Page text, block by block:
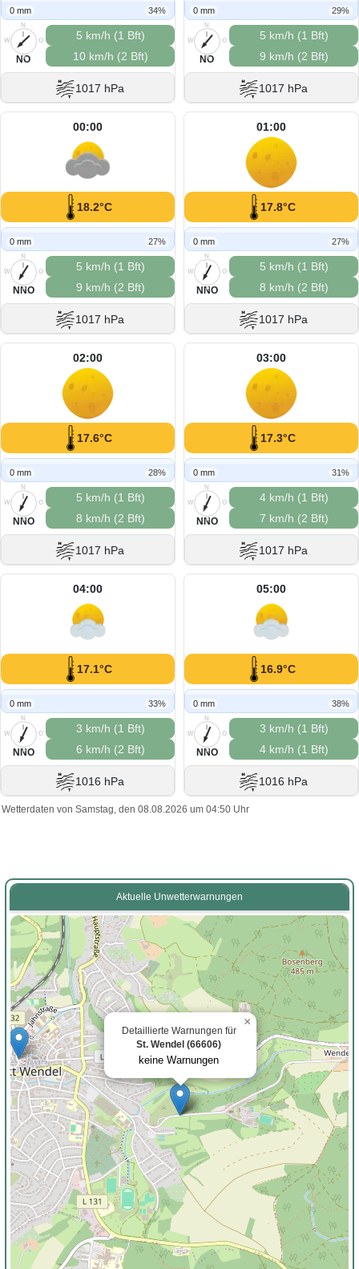
0 mm 34%
N
O
S
W
NO
5 km/h (1 Bft)
10 km/h (2 Bft)
1017 hPa
0 mm 29%
N
O
S
W
NO
5 km/h (1 Bft)
9 km/h (2 Bft)
1017 hPa
00:00
18.2°C
0 mm 27%
N
O
S
W
NNO
5 km/h (1 Bft)
9 km/h (2 Bft)
1017 hPa
01:00
17.8°C
0 mm 27%
N
O
S
W
NNO
5 km/h (1 Bft)
8 km/h (2 Bft)
1017 hPa
02:00
17.6°C
0 mm 28%
N
O
S
W
NNO
5 km/h (1 Bft)
8 km/h (2 Bft)
1017 hPa
03:00
17.3°C
0 mm 31%
N
O
S
W
NNO
4 km/h (1 Bft)
7 km/h (2 Bft)
1017 hPa
04:00
17.1°C
0 mm 33%
N
O
S
W
NNO
3 km/h (1 Bft)
6 km/h (2 Bft)
1016 hPa
05:00
16.9°C
0 mm 38%
N
O
S
W
NNO
3 km/h (1 Bft)
4 km/h (1 Bft)
1016 hPa
Wetterdaten von Samstag, den 08.08.2026 um 04:50 Uhr
Aktuelle Unwetterwarnungen
Detaillierte Warnungen für
St. Wendel (66606)
keine Warnungen
×